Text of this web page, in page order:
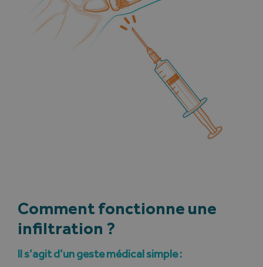
Comment fonctionne une
infiltration ?
Il s’agit d’un geste médical simple :